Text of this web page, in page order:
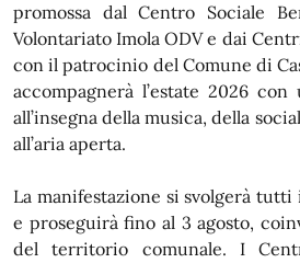
promossa dal Centro Sociale
Volontariato Imola ODV e dai
con il patrocinio del Comune di
accompagnerà l’estate 2026
all’insegna della musica, della
all’aria aperta.
La manifestazione si svolgerà
e proseguirà fino al 3 agosto,
del territorio comunale. I